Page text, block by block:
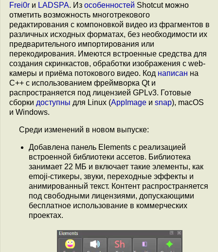
Frei0r и LADSPA. Из особенностей Shotcut можно
отметить возможность многотрекового
редактирования с компоновкой видео из фрагментов в
различных исходных форматах, без необходимости их
предварительного импортирования или
перекодирования. Имеются встроенные средства для
создания скринкастов, обработки изображения с web-
камеры и приёма потокового видео. Код написан на
C++ с использованием фреймворка Qt и
распространяется под лицензией GPLv3. Готовые
сборки доступны для Linux (AppImage и snap), macOS
и Windows.
Среди изменений в новом выпуске:
Добавлена панель Elements c реализацией
встроенной библиотеки ассетов. Библиотека
занимает 22 МБ и включает такие элементы, как
emoji-стикеры, звуки, переходные эффекты и
анимированный текст. Контент распространяется
под свободными лицензиями, допускающими
бесплатное использование в коммерческих
проектах.